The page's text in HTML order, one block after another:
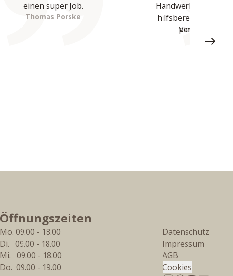
einen super Job.
Thomas Porske
Handwerker waren
hilfsbereit und
perfekte
Vielen Dank -
Next
Öffnungszeiten
Mo. 09.00 - 18.00
Di.   09.00 - 18.00
Mi.   09.00 - 18.00
Do.  09.00 - 19.00
Datenschutz
Impressum
AGB
Cookies